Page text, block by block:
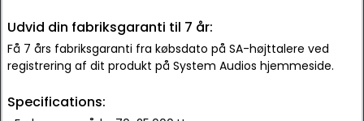
Udvid din fabriksgaranti til 7 år:
Få 7 års fabriksgaranti fra købsdato på SA-højttalere ved
registrering af dit produkt på System Audios hjemmeside.
Specifications: